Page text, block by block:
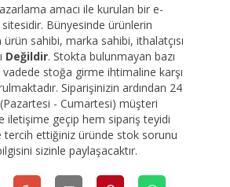
amacı ile kurulan bir e-
Bünyesinde ürünlerin
sahibi, marka sahibi, ithalatçısı
Değildir. Stokta bulunmayan bazı
stoğa girme ihtimaline karşı
Siparişinizin ardından 24
- Cumartesi) müşteri
iletişime geçip hem sipariş teyidi
tercih ettiğiniz üründe stok sorunu
sizinle paylaşacaktır.